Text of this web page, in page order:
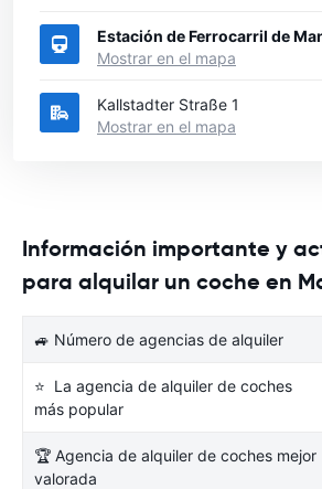
Estación de Ferrocarril de
Mostrar en el mapa
Kallstadter Straße 1
Mostrar en el mapa
Información importante y
para alquilar un coche en
🚙 Número de agencias de alquiler
⭐ La agencia de alquiler de coches
más popular
🏆 Agencia de alquiler de coches mejor
valorada